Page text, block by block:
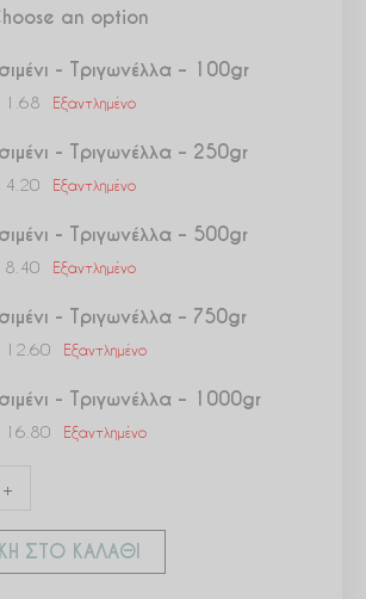
an option
- Τριγωνέλλα – 100gr
1.68 Εξαντλημένο
- Τριγωνέλλα – 250gr
4.20 Εξαντλημένο
- Τριγωνέλλα – 500gr
8.40 Εξαντλημένο
- Τριγωνέλλα – 750gr
12.60 Εξαντλημένο
- Τριγωνέλλα – 1000gr
16.80 Εξαντλημένο
+
ΣΤΟ ΚΑΛΆΘΙ